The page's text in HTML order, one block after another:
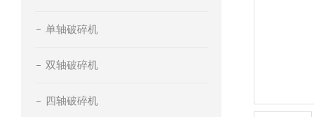
单轴破碎机
双轴破碎机
四轴破碎机